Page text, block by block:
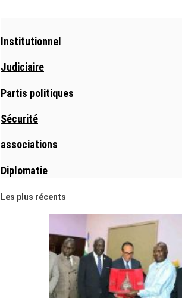
Institutionnel
Judiciaire
Partis politiques
Sécurité
associations
Diplomatie
Les plus récents